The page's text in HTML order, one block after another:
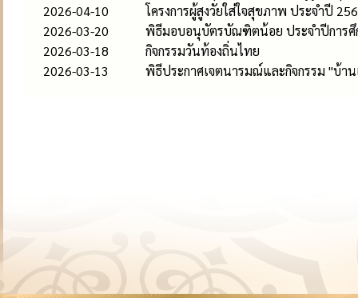
2026-04-10
โครงการผู้สูงวัยใส่ใจสุขภาพ ประจำปี
2026-03-20
พิธีมอบอนุบัตรบัณฑิตน้อย ประจำปีการศึ
2026-03-18
กิจกรรมวันท้องถิ่นไทย
2026-03-13
พิธีประกาศเจตนารมณ์และกิจกรรม "บ้า